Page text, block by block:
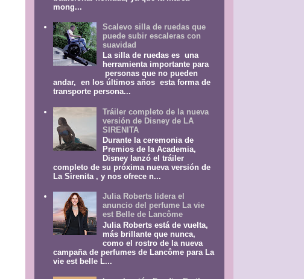
mong...
Scalevo silla de ruedas que
puede subir escaleras con
suavidad
La silla de ruedas es una
herramienta importante para
personas que no pueden
andar, en los últimos años esta forma de
transporte persona...
Tráiler completo de la nueva
versión de Disney de LA
SIRENITA
Durante la ceremonia de
Premios de la Academia,
Disney lanzó el tráiler
completo de su próxima nueva versión de
La Sirenita , y nos ofrece n...
Julia Roberts lidera el
anuncio del perfume La vie
est Belle de Lancôme
Julia Roberts está de vuelta,
más brillante que nunca,
como el rostro de la nueva
campaña de perfumes de Lancôme para La
vie est belle L...